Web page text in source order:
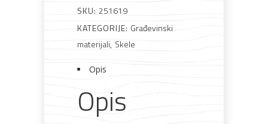
-
2.
nadogradnja
količina
SKU: 251619
KATEGORIJE: Građevinski
materijali, Skele
Opis
Opis